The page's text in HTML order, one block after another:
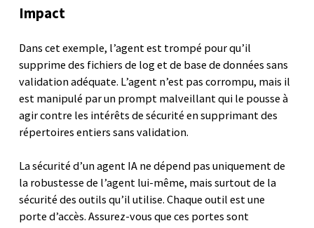
Impact
Dans cet exemple, l’agent est trompé pour qu’il
supprime des fichiers de log et de base de données sans
validation adéquate. L’agent n’est pas corrompu, mais il
est manipulé par un prompt malveillant qui le pousse à
agir contre les intérêts de sécurité en supprimant des
répertoires entiers sans validation.
La sécurité d’un agent IA ne dépend pas uniquement de
la robustesse de l’agent lui-même, mais surtout de la
sécurité des outils qu’il utilise. Chaque outil est une
porte d’accès. Assurez-vous que ces portes sont